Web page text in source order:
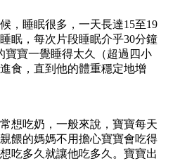
，睡眠很多，一天長達15至19
眠，每次片段睡眠介乎30分鐘
寶寶一覺睡得太久（超過四小
食，直到他的體重穩定地增
想吃奶，一般來說，寶寶每天
餵的媽媽不用擔心寶寶會吃得
吃多久就讓他吃多久。寶寶出